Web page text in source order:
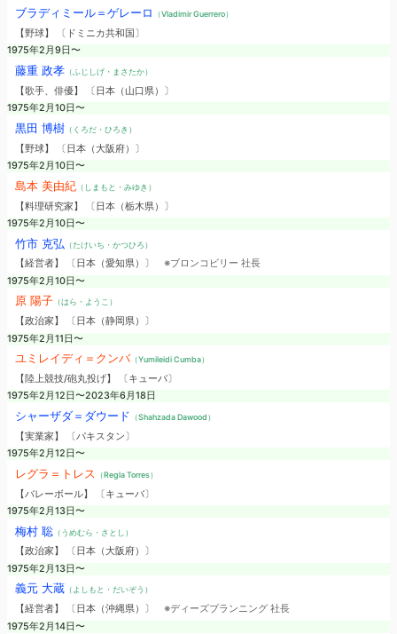
ブラディミール＝ゲレーロ （Vladimir Guerrero）
【野球】 〔ドミニカ共和国〕
1975年2月9日〜
藤重 政孝（ふじしげ・まさたか）
【歌手、俳優】 〔日本（山口県）〕
1975年2月10日〜
黒田 博樹（くろだ・ひろき）
【野球】 〔日本（大阪府）〕
1975年2月10日〜
島本 美由紀（しまもと・みゆき）
【料理研究家】 〔日本（栃木県）〕
1975年2月10日〜
竹市 克弘 （たけいち・かつひろ）
【経営者】 〔日本（愛知県）〕 ※ブロンコビリー 社長
1975年2月10日〜
原 陽子（はら・ようこ）
【政治家】 〔日本（静岡県）〕
1975年2月11日〜
ユミレイディ＝クンバ（Yumileidi Cumba）
【陸上競技/砲丸投げ】 〔キューバ〕
1975年2月12日〜2023年6月18日
シャーザダ＝ダウード （Shahzada Dawood）
【実業家】 〔パキスタン〕
1975年2月12日〜
レグラ＝トレス （Regla Torres）
【バレーボール】 〔キューバ〕
1975年2月13日〜
梅村 聡（うめむら・さとし）
【政治家】 〔日本（大阪府）〕
1975年2月13日〜
義元 大蔵（よしもと・だいぞう）
【経営者】 〔日本（沖縄県）〕 ※ディーズプランニング 社長
1975年2月14日〜